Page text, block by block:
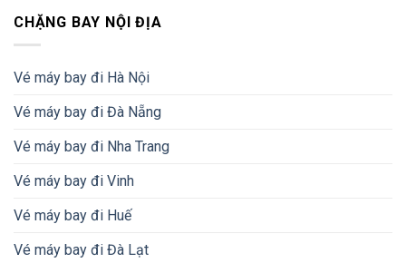
CHẶNG BAY NỘI ĐỊA
Vé máy bay đi Hà Nội
Vé máy bay đi Đà Nẵng
Vé máy bay đi Nha Trang
Vé máy bay đi Vinh
Vé máy bay đi Huế
Vé máy bay đi Đà Lạt